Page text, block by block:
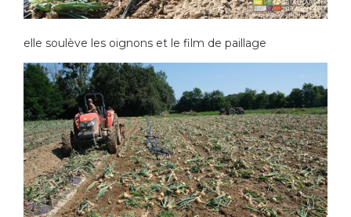
elle soulève les oignons et le film de paillage